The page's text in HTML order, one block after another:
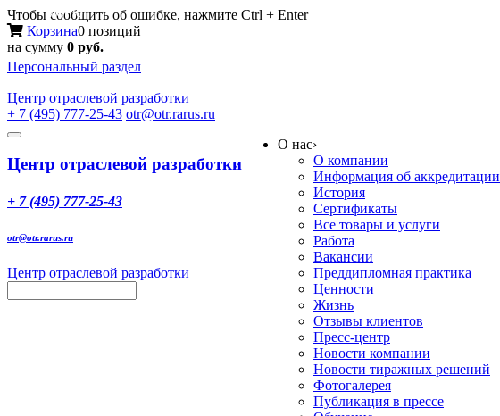
Чтобы сообщить об ошибке, нажмите Ctrl + Enter
Корзина0 позиций
на сумму 0 руб.
Персональный раздел
Центр отраслевой разработки
+ 7 (495) 777-25-43 otr@otr.rarus.ru
Toggle
Меню
Центр отраслевой разработки
+ 7 (495) 777-25-43
otr@otr.rarus.ru
Центр отраслевой разработки
О нас›
О компании
Информация об аккредитации
История
Сертификаты
Все товары и услуги
Работа
Вакансии
Преддипломная практика
Ценности
Жизнь
Отзывы клиентов
Пресс-центр
Новости компании
Новости тиражных решений
Фотогалерея
Публикация в прессе